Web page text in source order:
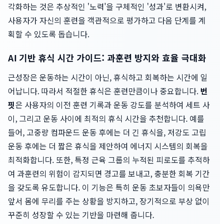
각화하는 것은 추상적인 '노력'을 구체적인 '성과'로 변환시켜,
사용자가 자신의 훈련을 객관적으로 평가하고 다음 단계를 계
획할 수 있도록 돕습니다.
AI 기반 휴식 시간 가이드: 과훈련 방지와 효율 극대화
근성장은 운동하는 시간이 아닌, 휴식하고 회복하는 시간에 일
어납니다. 따라서 적절한 휴식은 훈련만큼이나 중요합니다. 번
핏은 사용자의 이전 훈련 기록과 운동 강도를 분석하여 세트 사
이, 그리고 운동 사이에 최적의 휴식 시간을 추천합니다. 예를
들어, 고중량 컴파운드 운동 후에는 더 긴 휴식을, 저강도 고립
운동 후에는 더 짧은 휴식을 제안하여 에너지 시스템의 회복을
최적화합니다. 또한, 특정 근육 그룹의 누적된 피로도를 추적하
여 과훈련의 위험이 감지되면 경고를 보내고, 충분한 회복 기간
을 갖도록 유도합니다. 이 기능은 특히 운동 초보자들이 의욕만
앞서 몸에 무리를 주는 상황을 방지하고, 장기적으로 부상 없이
꾸준히 성장할 수 있는 기반을 마련해 줍니다.